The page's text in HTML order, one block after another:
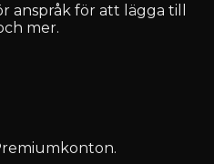
anspråk för att lägga till
mer.
.